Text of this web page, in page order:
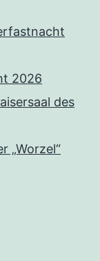
2026
des
„Worzel“